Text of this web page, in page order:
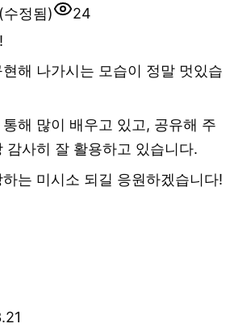
(수정됨)
24
해 나가시는 모습이 정말 멋있습
해 많이 배우고 있고, 공유해 주
감사히 잘 활용하고 있습니다.
는 미시소 되길 응원하겠습니다!